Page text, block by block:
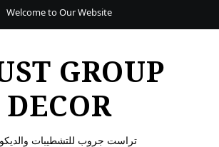
Welcome to Our Website
GROUP
DECOR
تراست جروب للتشطيبات